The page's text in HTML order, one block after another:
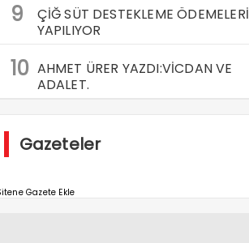
9
ÇİĞ SÜT DESTEKLEME ÖDEMELERİ
YAPILIYOR
10 AHMET ÜRER YAZDI:VİCDAN VE
ADALET.
Gazeteler
Gazete Ekle